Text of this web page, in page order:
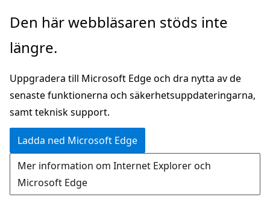
Hoppa
huvudinnehåll
Den här webbläsaren stöds inte
längre.
Uppgradera till Microsoft Edge och dra nytta av de
senaste funktionerna och säkerhetsuppdateringarna,
samt teknisk support.
Ladda ned Microsoft Edge
Mer information om Internet Explorer och
Microsoft Edge